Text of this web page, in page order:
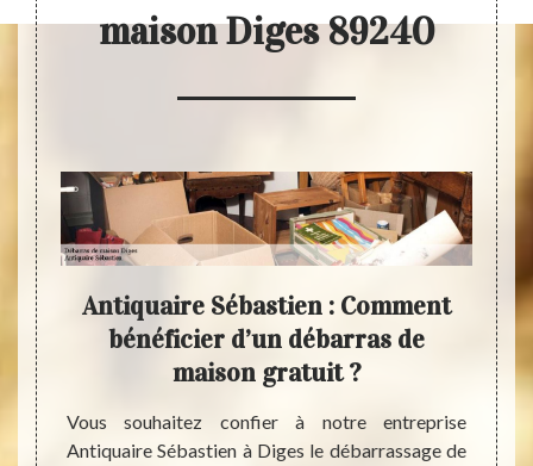
maison Diges 89240
Antiquaire Sébastien : Comment
bénéficier d’un débarras de
maison gratuit ?
Vous souhaitez confier à notre entreprise
Antiquaire Sébastien à Diges le débarrassage de
Le